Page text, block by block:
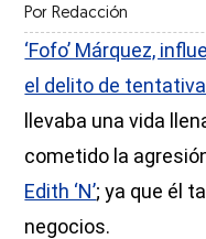
Por Redacción
‘Fofo’ Márquez,
el delito de
llevaba una vida
cometido la
Edith ‘N’; ya que él
negocios.